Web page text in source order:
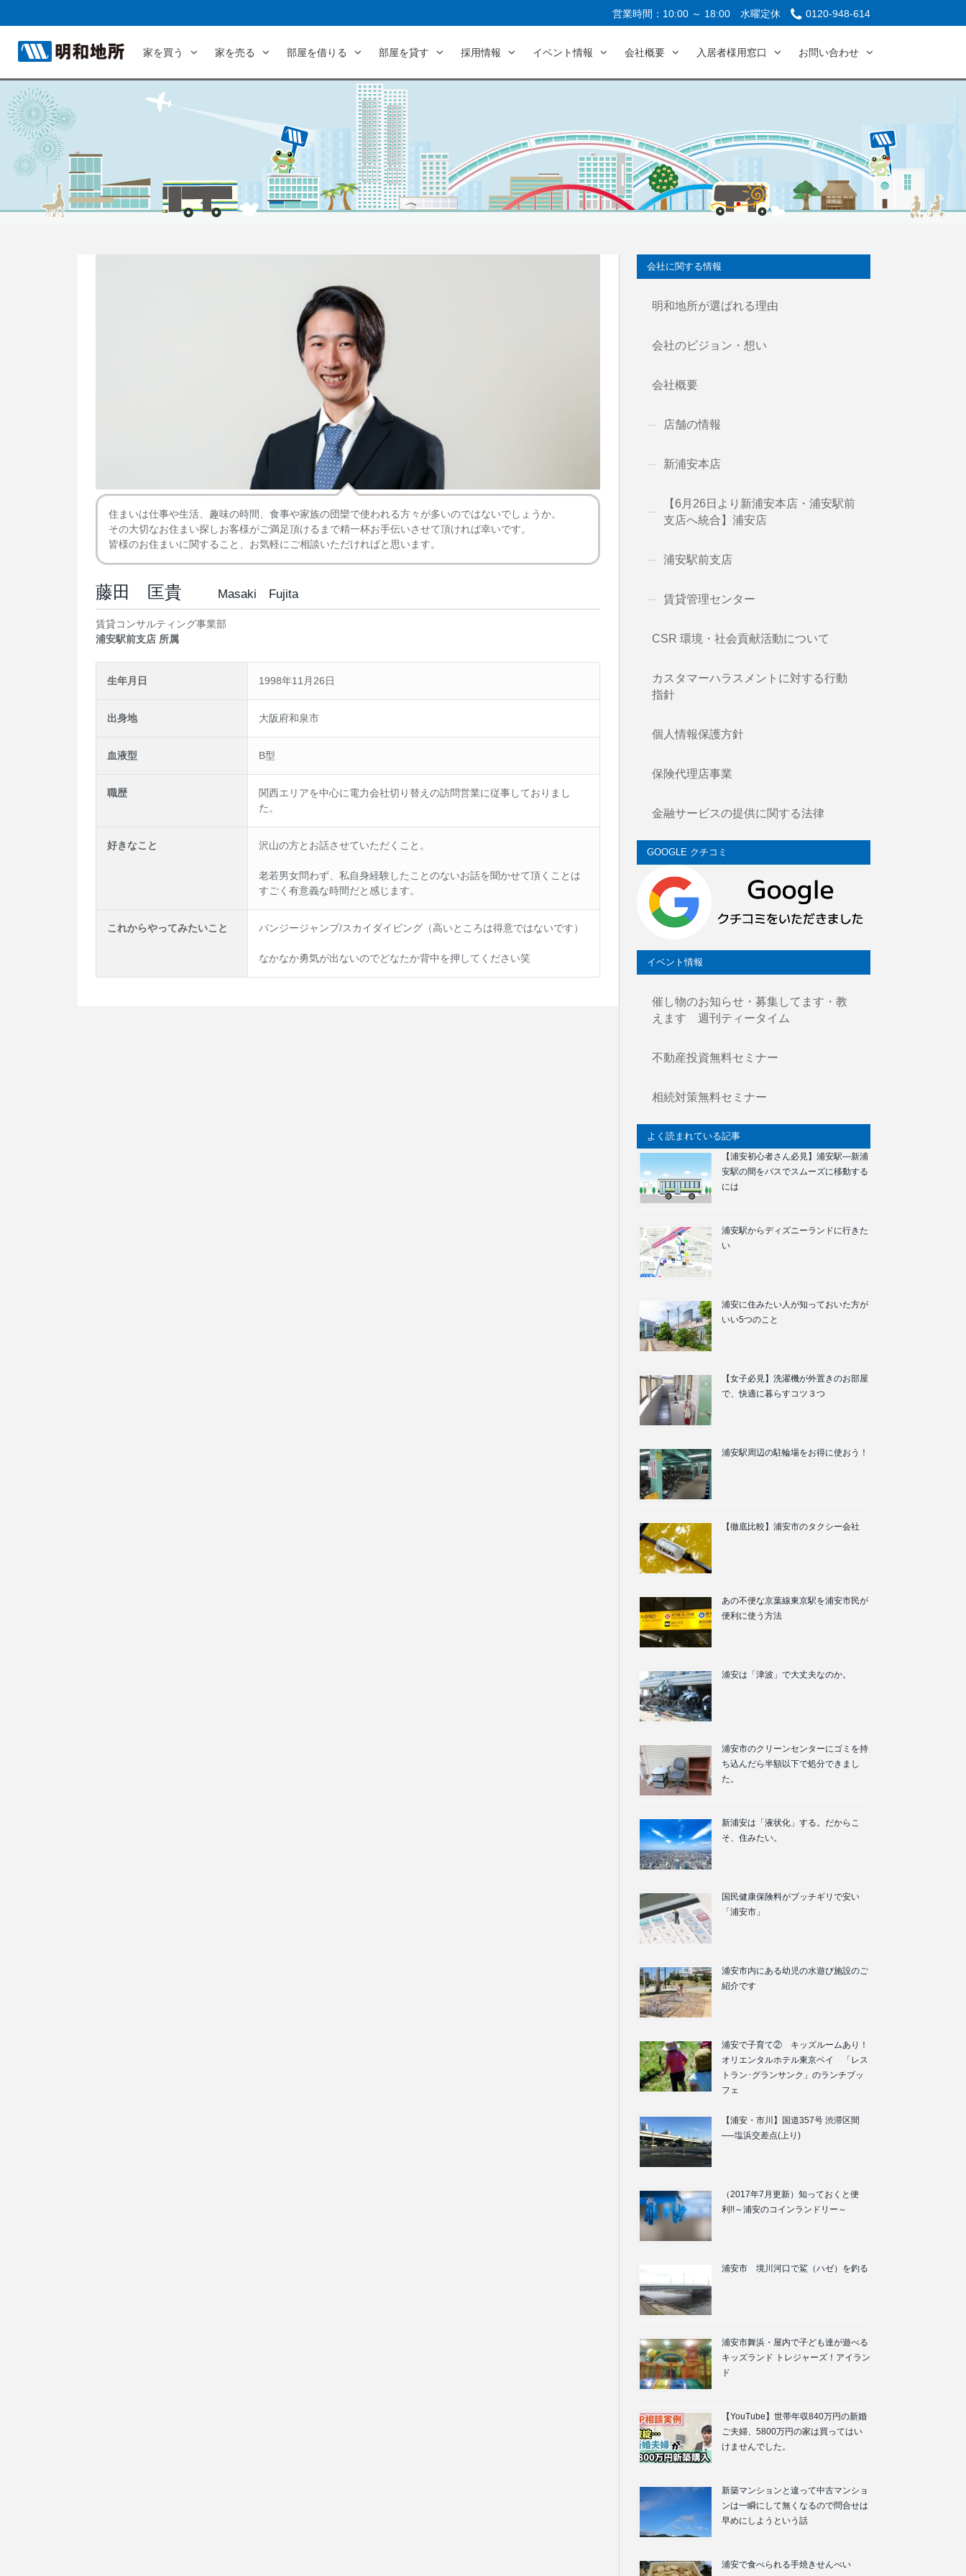
営業時間：10:00 ～ 18:00 水曜定休 0120-948-614
家を買う 家を売る 部屋を借りる 部屋を貸す 採用情報 イベント情報 会社概要 入居者様用窓口 お問い合わせ
住まいは仕事や生活、趣味の時間、食事や家族の団欒で使われる方々が多いのではないでしょうか。
その大切なお住まい探しお客様がご満足頂けるまで精一杯お手伝いさせて頂ければ幸いです。
皆様のお住まいに関すること、お気軽にご相談いただければと思います。
藤田 匡貴 Masaki Fujita
賃貸コンサルティング事業部
浦安駅前支店 所属
生年月日 1998年11月26日
出身地 大阪府和泉市
血液型 B型
職歴
関西エリアを中心に電力会社切り替えの訪問営業に従事しておりまし
た。
好きなこと 沢山の方とお話させていただくこと。
老若男女問わず、私自身経験したことのないお話を聞かせて頂くことは
すごく有意義な時間だと感じます。
これからやってみたいこと バンジージャンプ/スカイダイビング（高いところは得意ではないです）
なかなか勇気が出ないのでどなたか背中を押してください笑
会社に関する情報
明和地所が選ばれる理由
会社のビジョン・想い
会社概要
店舗の情報
新浦安本店
【6月26日より新浦安本店・浦安駅前
支店へ統合】浦安店
浦安駅前支店
賃貸管理センター
CSR 環境・社会貢献活動について
カスタマーハラスメントに対する行動
指針
個人情報保護方針
保険代理店事業
金融サービスの提供に関する法律
GOOGLE クチコミ
イベント情報
催し物のお知らせ・募集してます・教
えます 週刊ティータイム
不動産投資無料セミナー
相続対策無料セミナー
よく読まれている記事
【浦安初心者さん必見】浦安駅―新浦
安駅の間をバスでスムーズに移動する
には
浦安駅からディズニーランドに行きた
い
浦安に住みたい人が知っておいた方が
いい5つのこと
【女子必見】洗濯機が外置きのお部屋
で、快適に暮らすコツ３つ
浦安駅周辺の駐輪場をお得に使おう！
【徹底比較】浦安市のタクシー会社
あの不便な京葉線東京駅を浦安市民が
便利に使う方法
浦安は「津波」で大丈夫なのか。
浦安市のクリーンセンターにゴミを持
ち込んだら半額以下で処分できまし
た。
新浦安は「液状化」する。だからこ
そ、住みたい。
国民健康保険料がブッチギリで安い
「浦安市」
浦安市内にある幼児の水遊び施設のご
紹介です
浦安で子育て② キッズルームあり！
オリエンタルホテル東京ベイ 「レス
トラン･グランサンク」のランチブッ
フェ
【浦安・市川】国道357号 渋滞区間
──塩浜交差点(上り)
（2017年7月更新）知っておくと便
利!!～浦安のコインランドリー～
浦安市 境川河口で鯊（ハゼ）を釣る
浦安市舞浜・屋内で子ども達が遊べる
キッズランド トレジャーズ！アイラン
ド
【YouTube】世帯年収840万円の新婚
ご夫婦、5800万円の家は買ってはい
けませんでした。
新築マンションと違って中古マンショ
ンは一瞬にして無くなるので問合せは
早めにしようという話
浦安で食べられる手焼きせんべい